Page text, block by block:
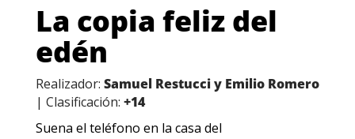
La copia feliz del
edén
Realizador: Samuel Restucci y Emilio Romero
| Clasificación: +14
Suena el teléfono en la casa del